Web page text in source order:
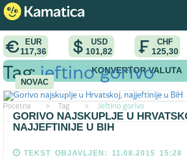
EUR
117,36
USD
101,82
CHF
125,30
KONVERTOR VALUTA
Pocetna > Tag > Jeftino gorivo
Tag:jeftino gorivo
NOVAC
GORIVO NAJSKUPLJE U
NAJJEFTINIJE U BIH
TEKST OBJAVLJEN: 11.08.2015 15:28